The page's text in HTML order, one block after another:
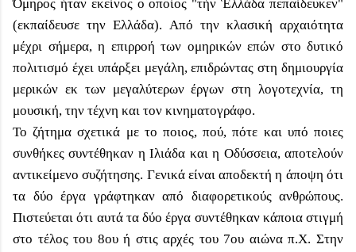
Όμηρος ήταν εκείνος ο οποίος "τὴν Ἑλλάδα πεπαίδευκεν"
(εκπαίδευσε την Ελλάδα). Από την κλασική αρχαιότητα
μέχρι σήμερα, η επιρροή των ομηρικών επών στο δυτικό
πολιτισμό έχει υπάρξει μεγάλη, επιδρώντας στη δημιουργία
μερικών εκ των μεγαλύτερων έργων στη λογοτεχνία, τη
μουσική, την τέχνη και τον κινηματογράφο.
Το ζήτημα σχετικά με το ποιος, πού, πότε και υπό ποιες
συνθήκες συντέθηκαν η Ιλιάδα και η Οδύσσεια, αποτελούν
αντικείμενο συζήτησης. Γενικά είναι αποδεκτή η άποψη ότι
τα δύο έργα γράφτηκαν από διαφορετικούς ανθρώπους.
Πιστεύεται ότι αυτά τα δύο έργα συντέθηκαν κάποια στιγμή
στο τέλος του 8ου ή στις αρχές του 7ου αιώνα π.Χ. Στην